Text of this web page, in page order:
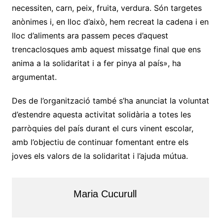
necessiten, carn, peix, fruita, verdura. Són targetes
anònimes i, en lloc d’això, hem recreat la cadena i en
lloc d’aliments ara passem peces d’aquest
trencaclosques amb aquest missatge final que ens
anima a la solidaritat i a fer pinya al país», ha
argumentat.
Des de l’organització també s’ha anunciat la voluntat
d’estendre aquesta activitat solidària a totes les
parròquies del país durant el curs vinent escolar,
amb l’objectiu de continuar fomentant entre els
joves els valors de la solidaritat i l’ajuda mútua.
Maria Cucurull